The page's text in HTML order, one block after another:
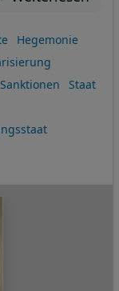
Hegemonie
Sanktionen
Staat